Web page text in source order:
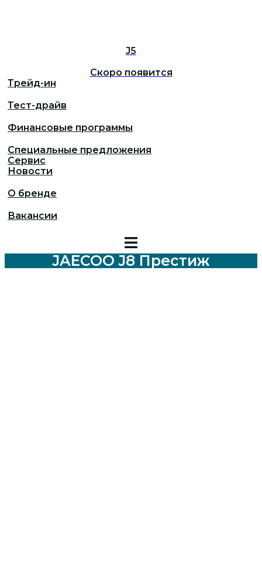
J5
Скоро появится
Трейд-ин
Тест-драйв
Финансовые программы
Специальные предложения
Сервис
Новости
О бренде
Вакансии
JAECOO J8 Престиж